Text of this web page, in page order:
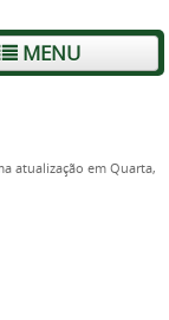
MENU
atualização em Quarta,